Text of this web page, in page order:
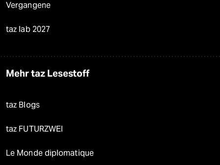
Vergangene
taz lab 2027
Mehr taz Lesestoff
taz Blogs
taz FUTURZWEI
Le Monde diplomatique